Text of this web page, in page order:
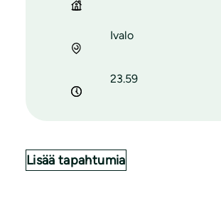
Ivalo
23.59
Lisää tapahtumia